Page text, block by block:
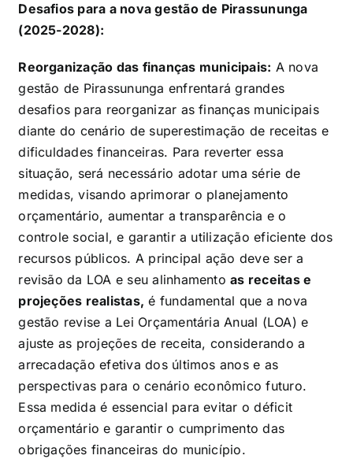
Desafios para a nova gestão de Pirassununga
(2025-2028):
Reorganização das finanças municipais: A nova
gestão de Pirassununga enfrentará grandes
desafios para reorganizar as finanças municipais
diante do cenário de superestimação de receitas e
dificuldades financeiras. Para reverter essa
situação, será necessário adotar uma série de
medidas, visando aprimorar o planejamento
orçamentário, aumentar a transparência e o
controle social, e garantir a utilização eficiente dos
recursos públicos. A principal ação deve ser a
revisão da LOA e seu alinhamentoas receitas e
projeções realistas, é fundamental que a nova
gestão revise a Lei Orçamentária Anual (LOA) e
ajuste as projeções de receita, considerando a
arrecadação efetiva dos últimos anos e as
perspectivas para o cenário econômico futuro.
Essa medida é essencial para evitar o déficit
orçamentário e garantir o cumprimento das
obrigações financeiras do município.